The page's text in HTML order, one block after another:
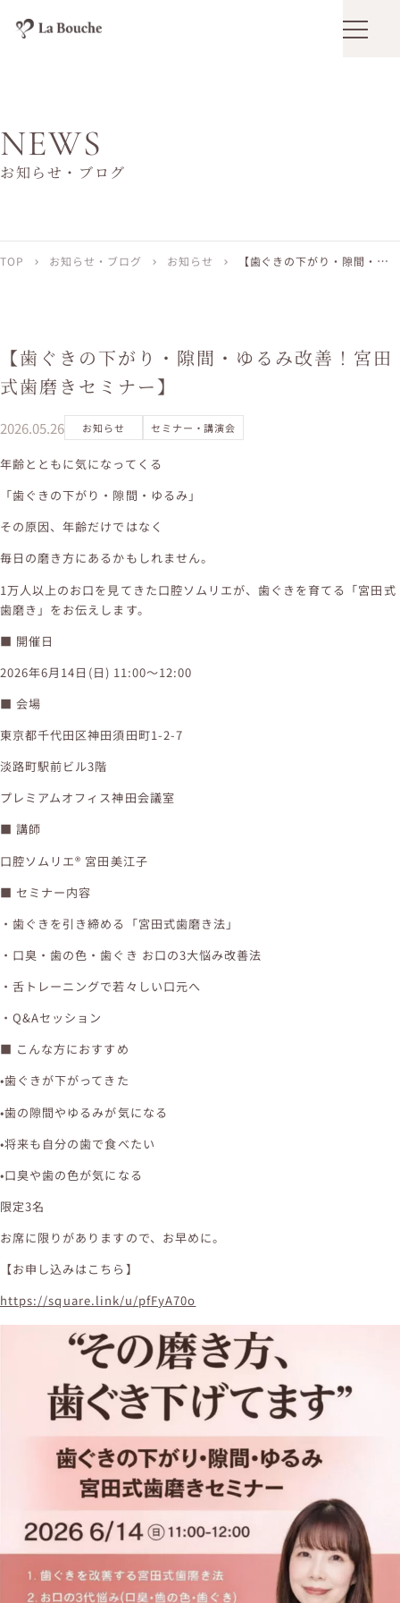
メニュ
NEWS
お知らせ・ブログ
TOP chevron_right お知らせ・ブログ chevron_right お知らせ chevron_right
【歯ぐきの下がり・隙間・ゆる
【歯ぐきの下がり・隙間・ゆるみ改善！宮田
式歯磨きセミナー】
2026.05.26 お知らせ セミナー・講演会
年齢とともに気になってくる
「歯ぐきの下がり・隙間・ゆるみ」
その原因、年齢だけではなく
毎日の磨き方にあるかもしれません。
1万人以上のお口を見てきた口腔ソムリエが、歯ぐきを育てる「宮田式
歯磨き」をお伝えします。
■ 開催日
2026年6月14日(日) 11:00〜12:00
■ 会場
東京都千代田区神田須田町1-2-7
淡路町駅前ビル3階
プレミアムオフィス神田会議室
■ 講師
口腔ソムリエ® 宮田美江子
■ セミナー内容
・歯ぐきを引き締める「宮田式歯磨き法」
・口臭・歯の色・歯ぐき お口の3大悩み改善法
・舌トレーニングで若々しい口元へ
・Q&Aセッション
■ こんな方におすすめ
•歯ぐきが下がってきた
•歯の隙間やゆるみが気になる
•将来も自分の歯で食べたい
•口臭や歯の色が気になる
限定3名
お席に限りがありますので、お早めに。
【お申し込みはこちら】
https://square.link/u/pfFyA70o